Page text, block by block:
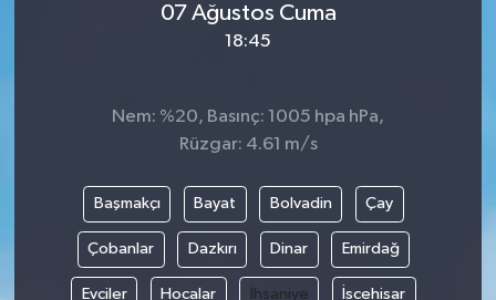
07 Ağustos Cuma
18:45
Nem: %20, Basınç: 1005 hpa hPa,
Rüzgar: 4.61 m/s
Başmakçı Bayat Bolvadin Çay
Çobanlar Dazkırı Dinar Emirdağ
Evciler Hocalar İhsaniye İscehisar